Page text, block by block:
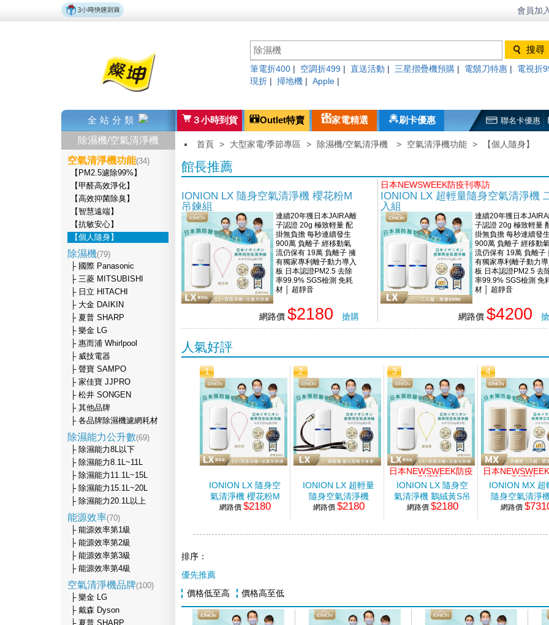
會員加
筆電折400 空調折499 直送活動 三星摺疊機預購 電鬍刀特惠
電視折
現折
掃地機 Apple
全站分類 ３小時到貨 Outlet特賣 家電精選 刷卡優惠 聯名卡優惠
除濕機/空氣清淨機
空氣清淨機功能(34)
【PM2.5濾除99%】
【甲醛高效淨化】
【高效抑菌除臭】
【智慧遠端】
【抗敏安心】
【個人隨身】
除濕機(79)
├ 國際 Panasonic
├ 三菱 MITSUBISHI
├ 日立 HITACHI
├ 大金 DAIKIN
├ 夏普 SHARP
├ 樂金 LG
├ 惠而浦 Whirlpool
├ 威技電器
├ 聲寶 SAMPO
├ 家佳寶 JJPRO
├ 松井 SONGEN
├ 其他品牌
├ 各品牌除濕機濾網耗材
除濕能力公升數(69)
├ 除濕能力8L以下
├ 除濕能力8.1L~11L
├ 除濕能力11.1L~15L
├ 除濕能力15.1L~20L
├ 除濕能力20.1L以上
能源效率(70)
├ 能源效率第1級
├ 能源效率第2級
├ 能源效率第3級
├ 能源效率第4級
空氣清淨機品牌(100)
├ 樂金 LG
├ 戴森 Dyson
├ 夏普 SHARP
首頁 > 大型家電/季節專區 > 除濕機/空氣清淨機 > 空氣清淨機功能 > 【個人隨身】
館長推薦
IONION LX 隨身空氣清淨機 櫻花粉M
吊鍊組
連續20年獲日本JAIRA離
子認證 20g 極致輕量 配
掛無負擔 每秒連續發生
900萬 負離子 經移動氣
流仍保有 19萬 負離子 擁
有獨家專利離子動力導入
板 日本認證PM2.5 去除
率99.9% SGS檢測 免耗
材 │ 超靜音
網路價 $2180 搶購
日本NEWSWEEK防疫刊專訪
IONION LX 超輕量隨身空氣清淨機
入組
連續20年獲日本
子認證 20g 極致輕量
掛無負擔 每秒連續發
900萬 負離子 經移動
流仍保有 19萬 負離子
有獨家專利離子動力
板 日本認證PM2.5 去
率99.9% SGS檢測 免
材 │ 超靜音
網路價 $4200
人氣好評
1
IONION LX 隨身空
氣清淨機 櫻花粉M
吊鍊組
網路價 $2180
2
IONION LX 超輕量
隨身空氣清淨機
網路價 $2180
3
日本NEWSWEEK防疫
刊專訪
IONION LX 隨身空
氣清淨機 鵝絨黃S吊
鍊組
網路價 $2180
4
日本
刊專訪
IONION MX 超
隨身空氣清淨
入組
網路價
排序：
優先推薦
價格低至高
價格高至低